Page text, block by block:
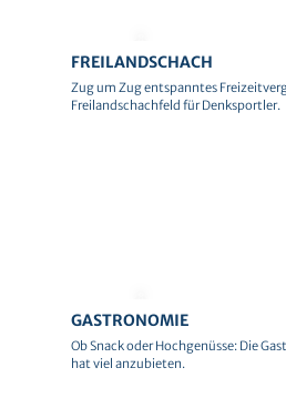
© Team Brennweite
FREILANDSCHACH
Zug um Zug entspanntes
Freilandschachfeld für Denksportler.
© Team Brennweite
GASTRONOMIE
Ob Snack oder Hochgenüsse: Die
hat viel anzubieten.